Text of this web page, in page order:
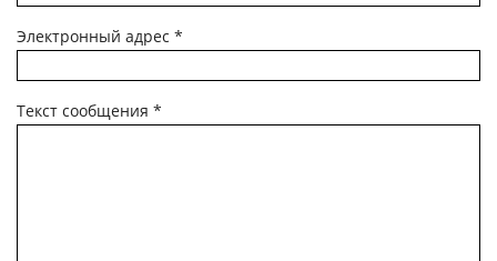
Электронный адрес *
Текст сообщения *